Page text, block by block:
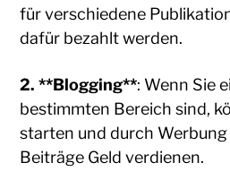
für verschiedene
dafür bezahlt werden.
2. **Blogging**: Wenn Sie
bestimmten Bereich sind,
starten und durch
Beiträge Geld verdienen.